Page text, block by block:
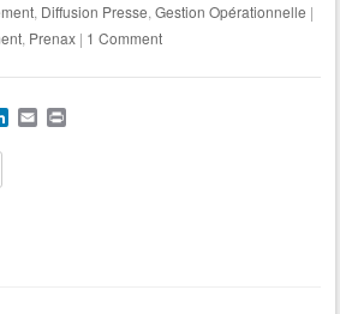
k
e
I
i
l
n
t
, Diffusion Presse Gestion Opérationnelle |
, Prenax | 1 Comment
L
i
E
m
P
r